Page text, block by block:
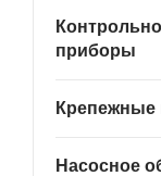
приборы
Крепежные
Насосное